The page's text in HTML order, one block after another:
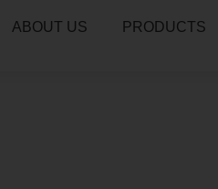
ABOUT US PRODUCTS